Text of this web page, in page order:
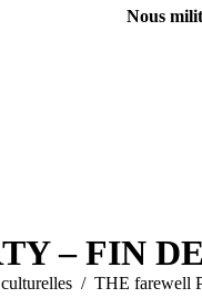
Nous
– FIN
THE farewell